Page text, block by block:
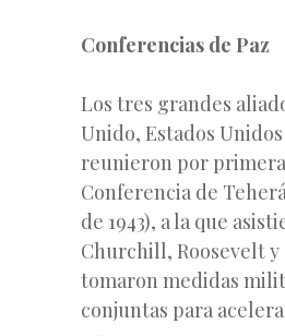
Conferencias de Paz
Los tres grandes
Unido, Estados Unidos
reunieron por
Conferencia de
de 1943), a la que
Churchill, Roosevelt y
tomaron medidas
conjuntas para